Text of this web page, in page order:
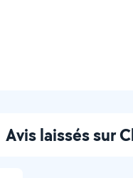
Avis laissés sur